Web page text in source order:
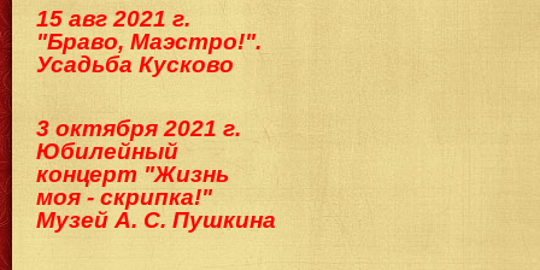
15 авг 2021 г.
"Браво, Маэстро!".
Усадьба Кусково
3 октября 2021 г.
Юбилейный
концерт "Жизнь
моя - скрипка!"
Музей А. С. Пушкина